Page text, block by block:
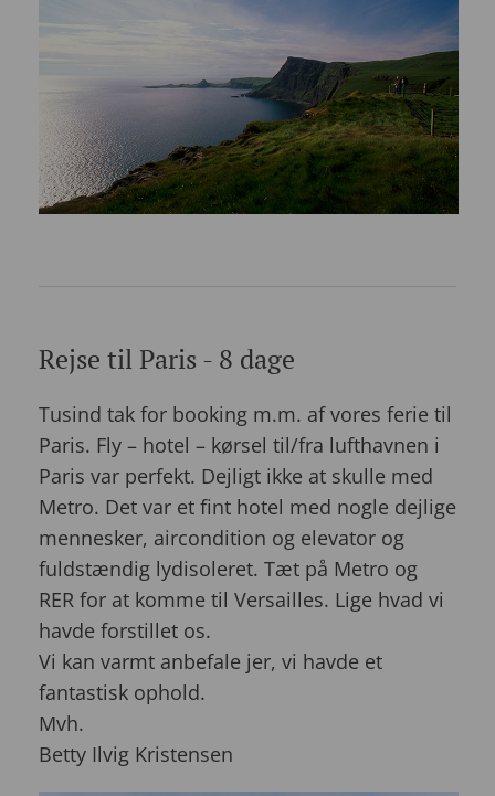
Rejse til Paris - 8 dage
Tusind tak for booking m.m. af vores ferie til
Paris. Fly – hotel – kørsel til/fra lufthavnen i
Paris var perfekt. Dejligt ikke at skulle med
Metro. Det var et fint hotel med nogle dejlige
mennesker, aircondition og elevator og
fuldstændig lydisoleret. Tæt på Metro og
RER for at komme til Versailles. Lige hvad vi
havde forstillet os.
Vi kan varmt anbefale jer, vi havde et
fantastisk ophold.
Mvh.
Betty Ilvig Kristensen